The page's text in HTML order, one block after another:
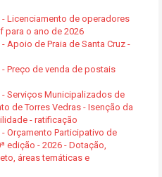
- Licenciamento de operadores
para o ano de 2026
Apoio de Praia de Santa Cruz -
- Preço de venda de postais
- Serviços Municipalizados de
de Torres Vedras - Isenção da
- ratificação
- Orçamento Participativo de
edição - 2026 - Dotação,
áreas temáticas e